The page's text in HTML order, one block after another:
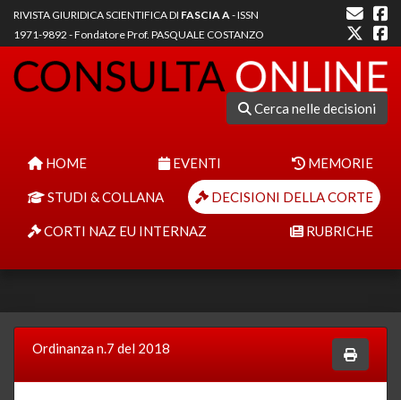
RIVISTA GIURIDICA SCIENTIFICA DI FASCIA A- ISSN
1971-9892 - Fondatore Prof. PASQUALE COSTANZO
Cerca nelle decisioni
HOME EVENTI MEMORIE
STUDI & COLLANA DECISIONI DELLA CORTE
CORTI NAZ EU INTERNAZ RUBRICHE
Ordinanza n.7 del 2018